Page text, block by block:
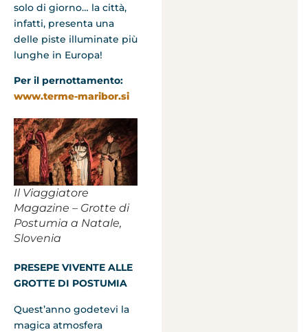
solo di giorno… la città,
infatti, presenta una
delle piste illuminate più
lunghe in Europa!
Per il pernottamento:
www.terme-maribor.si
Il Viaggiatore
Magazine – Grotte di
Postumia a Natale,
Slovenia
PRESEPE VIVENTE ALLE
GROTTE DI POSTUMIA
Quest’anno godetevi la
magica atmosfera